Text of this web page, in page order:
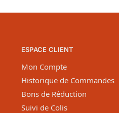
ESPACE CLIENT
Mon Compte
Historique de Commandes
Bons de Réduction
Suivi de Colis